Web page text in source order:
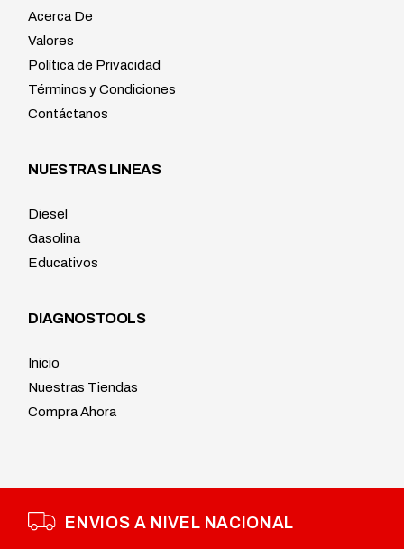
Acerca De
Valores
Política de Privacidad
Términos y Condiciones
Contáctanos
NUESTRAS LINEAS
Diesel
Gasolina
Educativos
DIAGNOSTOOLS
Inicio
Nuestras Tiendas
Compra Ahora
ENVIOS A NIVEL NACIONAL